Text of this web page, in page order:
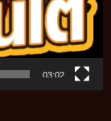
03:02